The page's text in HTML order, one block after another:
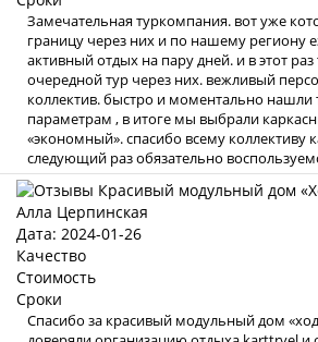
Замечательная туркомпания. вот уже
границу через них и по нашему региону
активный отдых на пару дней. и в этот
очередной тур через них. вежливый
коллектив. быстро и моментально
параметрам , в итоге мы выбрали
«экономный». спасибо всему коллективу
следующий раз обязательно
Алла Церпинская
Дата: 2024-01-26
Качество
Стоимость
Сроки
Спасибо за красивый модульный дом